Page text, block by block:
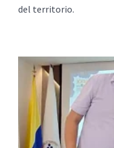
del territorio.